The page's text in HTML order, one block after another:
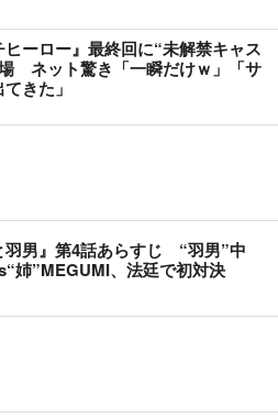
ヒーロー』最終回に“未解禁キャス
ネット驚き「一瞬だけｗ」「サ
きた」
羽男』第4話あらすじ “羽男”中
姉”MEGUMI、法廷で初対決